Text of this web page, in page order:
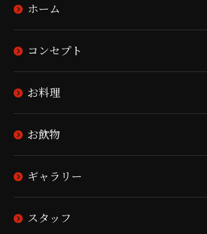
ホーム
コンセプト
お料理
お飲物
ギャラリー
スタッフ